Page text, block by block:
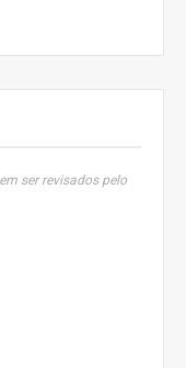
ser revisados pelo